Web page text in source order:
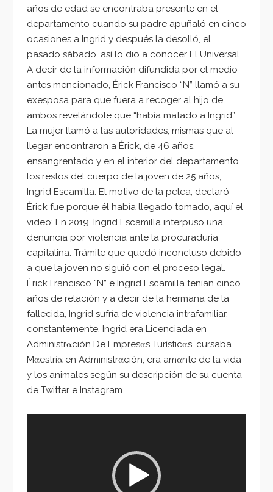
años de edad se encontraba presente en el
departamento cuando su padre apuñaló en cinco
ocasiones a Ingrid y después la desolló, el
pasado sábado, así lo dio a conocer El Universal.
A decir de la información difundida por el medio
antes mencionado, Érick Francisco “N” llamó a su
exesposa para que fuera a recoger al hijo de
ambos revelándole que “había matado a Ingrid”.
La mujer llamó a las autoridades, mismas que al
llegar encontraron a Érick, de 46 años,
ensangrentado y en el interior del departamento
los restos del cuerpo de la joven de 25 años,
Ingrid Escamilla. El motivo de la pelea, declaró
Érick fue porque él había llegado tomado, aquí el
video: En 2019, Ingrid Escamilla interpuso una
denuncia por violencia ante la procuraduría
capitalina. Trámite que quedó inconcluso debido
a que la joven no siguió con el proceso legal.
Érick Francisco “N” e Ingrid Escamilla tenían cinco
años de relación y a decir de la hermana de la
fallecida, Ingrid sufría de violencia intrafamiliar,
constantemente. Ingrid era Licenciada en
Administrαción De Empresαs Turísticαs, cursaba
Mαestríα en Administrαción, era amαnte de la vida
y los animales según su descripción de su cuenta
de Twitter e Instagram.